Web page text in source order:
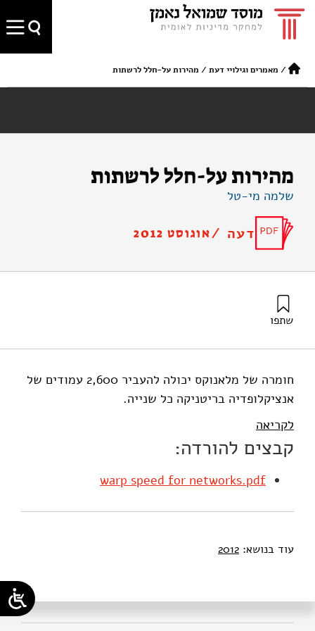
/ מאמרים וגילויי דעת / מהירות על-חלל לרשתות
מהירות על-חלל לרשתות
שלמה מי-טל
דעה /אוגוסט 2012
שתפו
חומרה של מלאנוקס יכולה להעביר 2,600 עמודים של
אנציקלופדיה בריטניקה כל שנייה.
לקריאה
קבצים להורדה:
warp speed for networks.pdf
עוד בנושא: 2012